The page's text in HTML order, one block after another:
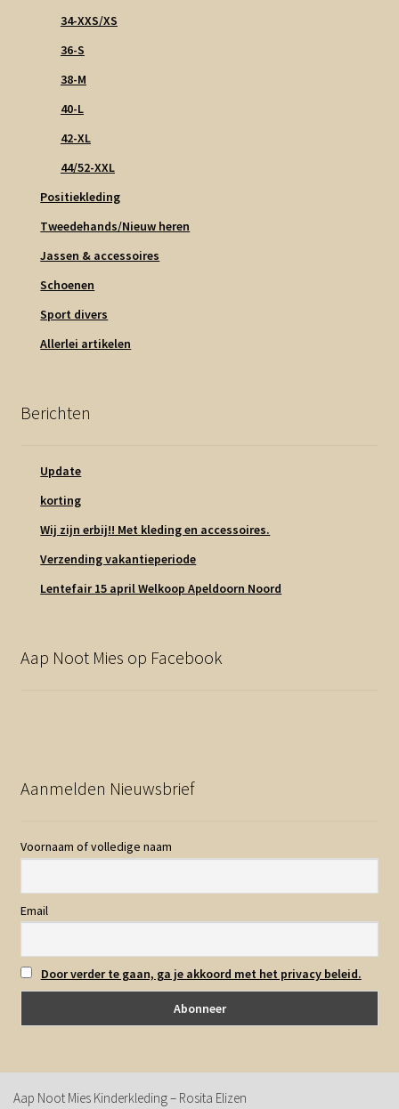
34-XXS/XS
36-S
38-M
40-L
42-XL
44/52-XXL
Positiekleding
Tweedehands/Nieuw heren
Jassen & accessoires
Schoenen
Sport divers
Allerlei artikelen
Berichten
Update
korting
Wij zijn erbij!! Met kleding en accessoires.
Verzending vakantieperiode
Lentefair 15 april Welkoop Apeldoorn Noord
Aap Noot Mies op Facebook
Aanmelden Nieuwsbrief
Voornaam of volledige naam
Email
Door verder te gaan, ga je akkoord met het privacy beleid.
Aap Noot Mies Kinderkleding – Rosita Elizen